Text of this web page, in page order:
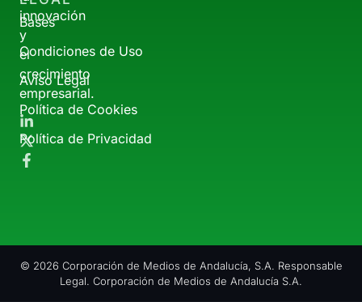
innovación
y
el
crecimiento
empresarial.
Bases
Condiciones de Uso
Aviso Legal
Política de Cookies
Política de Privacidad
© 2026 Corporación de Medios de Andalucía, S.A. Responsable
Legal. Corporación de Medios de Andalucía S.A.